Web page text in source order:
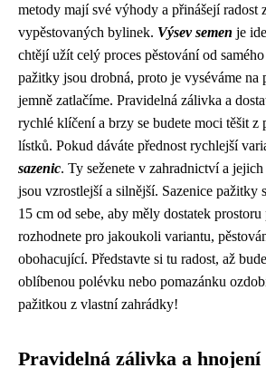
metody mají své výhody a přinášejí radost
vypěstovaných bylinek. Výsev semen je
chtějí užít celý proces pěstování od
pažitky jsou drobná, proto je vyséváme na
jemně zatlačíme. Pravidelná zálivka a
rychlé klíčení a brzy se budete moci těšit z
lístků. Pokud dáváte přednost rychlejší
sazenic. Ty seženete v zahradnictví a
jsou vzrostlejší a silnější. Sazenice pažitky
15 cm od sebe, aby měly dostatek
rozhodnete pro jakoukoli variantu,
obohacující. Představte si tu radost, až
oblíbenou polévku nebo pomazánku
pažitkou z vlastní zahrádky!
Pravidelná zálivka a hnojení